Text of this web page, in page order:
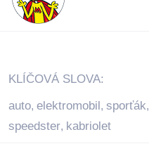
KLÍČOVÁ SLOVA:
auto, elektromobil, sporťák,
speedster, kabriolet